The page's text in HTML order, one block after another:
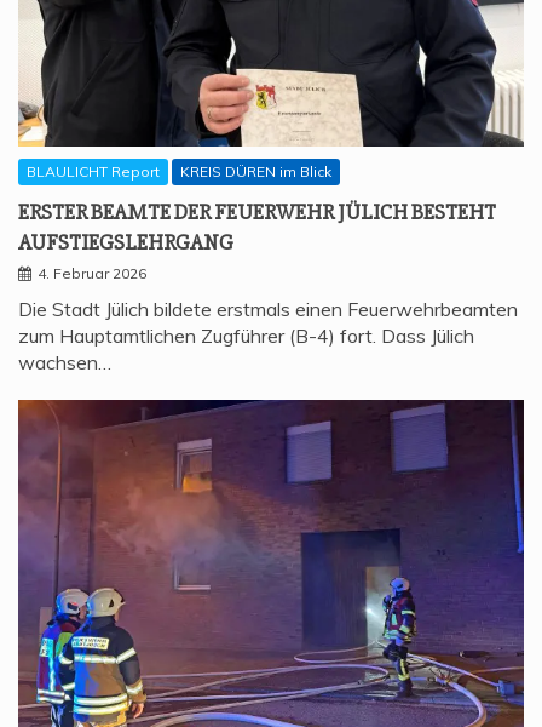
BLAULICHT Report KREIS DÜREN im Blick
ERS­TER BEAM­TE DER FEU­ER­WEHR JÜLICH BESTEHT
AUFSTIEGSLEHRGANG
4. Februar 2026
Die Stadt Jülich bildete erstmals einen Feuerwehrbeamten
zum Hauptamtlichen Zugführer (B-4) fort. Dass Jülich
wachsen…